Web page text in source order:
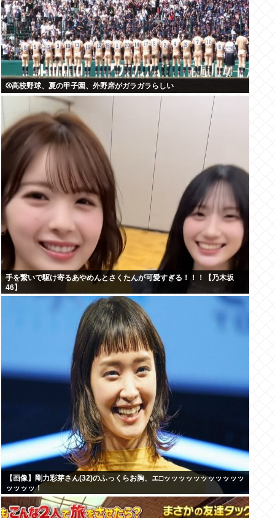
⚾高校野球、夏の甲子園、外野席がガラガラらしい
手を繋いで駆け寄るあやめんとさくたんが可愛すぎる！！！【乃木坂
46】
【画像】剛力彩芽さん(32)のふっくらお胸、エ□ッッッッッッッッッッッ
ッッッッ！